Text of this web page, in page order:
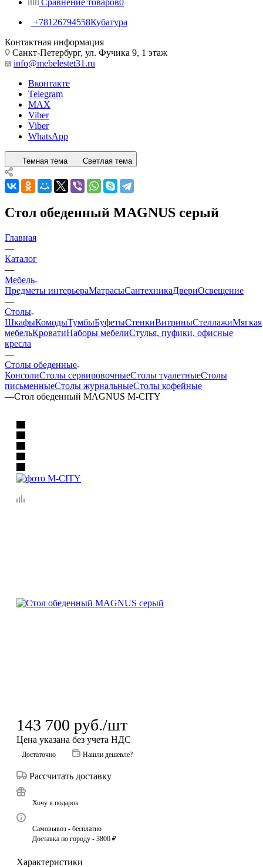
Сравнение товаров0
+78126794558Кубатура
Контактная информация
Санкт-Петербург, ул. Фучика 9, 1 этаж
info@mebelestet31.ru
Вконтакте
Telegram
MAX
Viber
Viber
WhatsApp
Темная тема Светлая тема
Стол обеденный MAGNUS серый
Главная
—
Каталог
—
Мебель
Предметы интерьераМатрасыСантехникаДвериОсвещение
—
Столы
ШкафыКомодыТумбыБуфетыСтенкиВитриныСтеллажиМягкая
мебельКроватиНаборы мебелиСтулья, пуфики, офисные
кресла
—
Столы обеденные
КонсолиСтолы сервировочныеСтолы туалетныеСтолы
письменныеСтолы журнальныеСтолы кофейные
—Стол обеденный MAGNUS M-CITY
143 700 руб./шт
Цена указана без учета НДС
Достаточно Нашли дешевле?
Рассчитать доставку
Хочу в подарок
Самовывоз - бесплатно
Доставка по городу - 3800 ₽
Характеристики